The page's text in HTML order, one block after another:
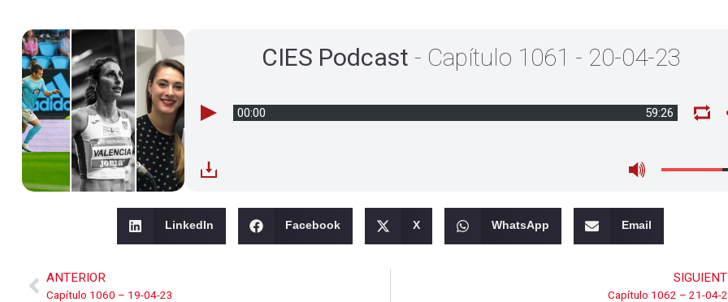
CIES Podcast - Capítulo 1061 - 20-04-23
00:00 59:26
LinkedIn Facebook X WhatsApp Email
ANTERIOR
Capítulo 1060 – 19-04-23 Capítulo 1062 – 21-04-